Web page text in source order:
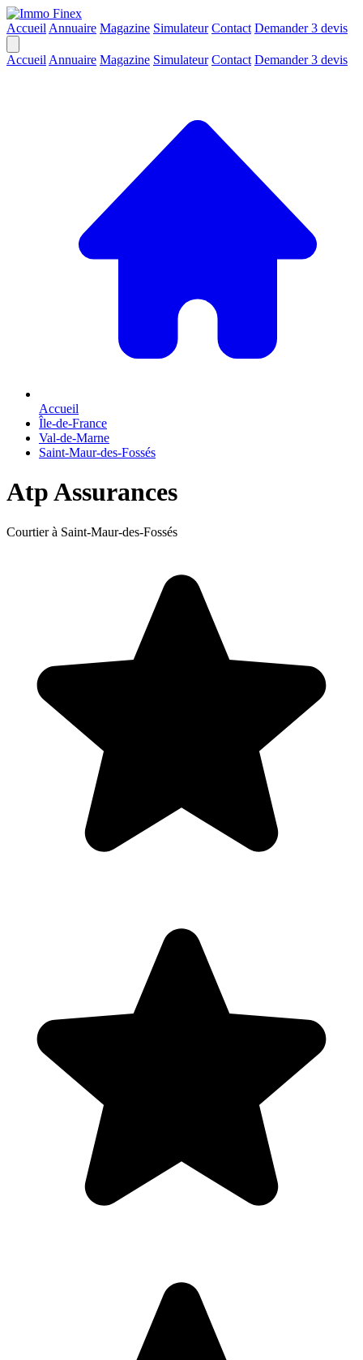
Accueil Annuaire Magazine Simulateur Contact Demander 3 devis
Accueil Annuaire Magazine Simulateur Contact Demander 3 devis
Accueil
Île-de-France
Val-de-Marne
Saint-Maur-des-Fossés
Atp Assurances
Courtier à Saint-Maur-des-Fossés